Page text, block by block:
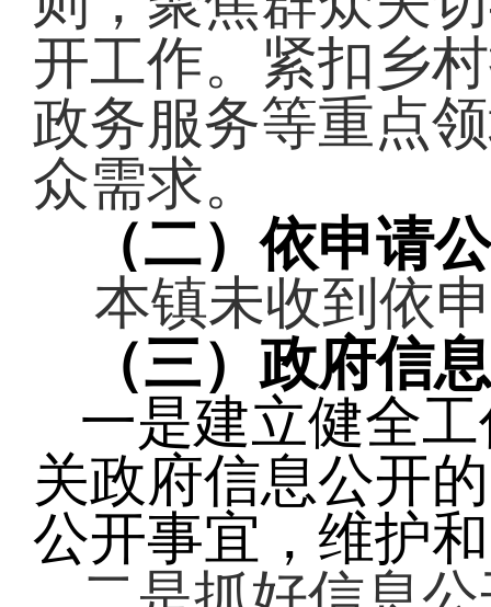
开工作。紧扣乡
政务服务等重点
众需求。
（二）依申请
本镇未收到依
（三）政府信
一是建立健全
关政府信息公开
公开事宜，维护